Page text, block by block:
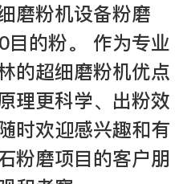
磨粉机设备粉磨
的粉。 作为专业
的超细磨粉机优点
理更科学、出粉效
时欢迎感兴趣和有
粉磨项目的客户朋